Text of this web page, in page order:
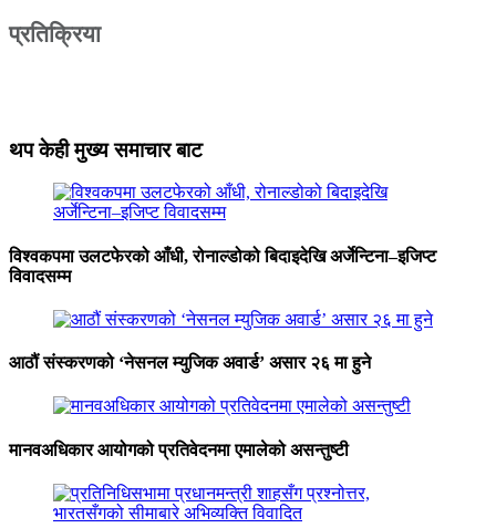
प्रतिक्रिया
थप केही मुख्य समाचार बाट
विश्वकपमा उलटफेरको आँधी, रोनाल्डोको बिदाइदेखि अर्जेन्टिना–इजिप्ट
विवादसम्म
आठौं संस्करणको ‘नेसनल म्युजिक अवार्ड’ असार २६ मा हुने
मानवअधिकार आयोगको प्रतिवेदनमा एमालेको असन्तुष्टी